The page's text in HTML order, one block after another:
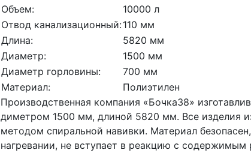
Объем:
10000 л
Отвод канализационный:110 мм
Длина:
5820 мм
Диаметр:
1500 мм
Диаметр горловины:
700 мм
Материал:
Полиэтилен
Производственная компания «Бочка38»
диметром 1500 мм, длиной 5820 мм. Все изделия
методом спиральной навивки. Материал
нагревании, не вступает в реакцию с содержимым